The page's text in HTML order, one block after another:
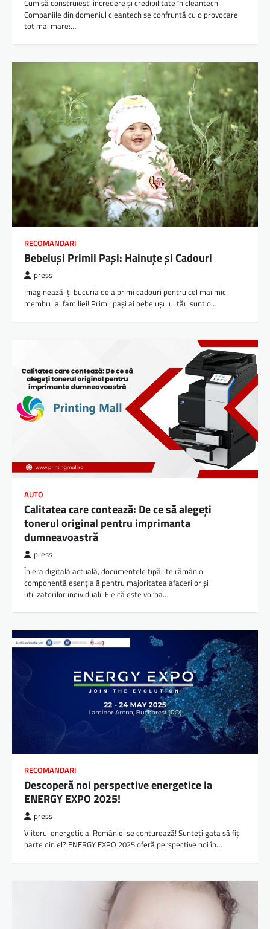
Cum să construiești încredere și credibilitate în cleantech
Companiile din domeniul cleantech se confruntă cu o provocare
tot mai mare:…
RECOMANDARI
Bebeluși Primii Pași: Hainuțe și Cadouri
press
Imaginează-ți bucuria de a primi cadouri pentru cel mai mic
membru al familiei! Primii pași ai bebelușului tău sunt o…
AUTO
Calitatea care contează: De ce să alegeți
tonerul original pentru imprimanta
dumneavoastră
press
În era digitală actuală, documentele tipărite rămân o
componentă esențială pentru majoritatea afacerilor și
utilizatorilor individuali. Fie că este vorba…
RECOMANDARI
Descoperă noi perspective energetice la
ENERGY EXPO 2025!
press
Viitorul energetic al României se conturează! Sunteți gata să fiți
parte din el? ENERGY EXPO 2025 oferă perspective noi în…